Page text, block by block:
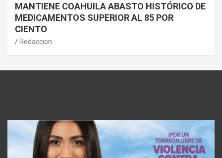
MANTIENE COAHUILA ABASTO HISTÓRICO DE
MEDICAMENTOS SUPERIOR AL 85 POR
CIENTO
Redaccion